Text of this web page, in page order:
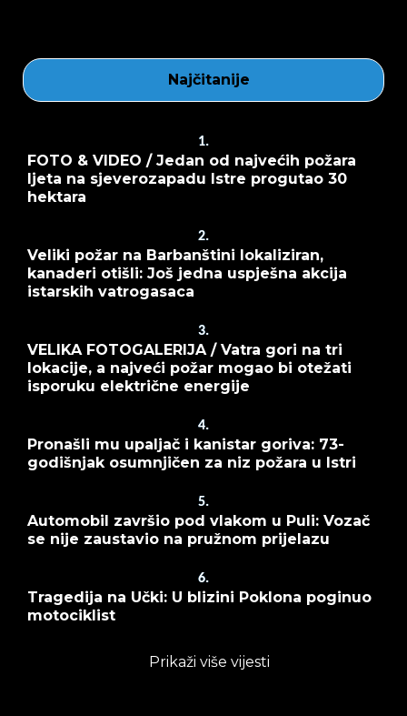
Najčitanije
1.
FOTO & VIDEO / Jedan od najvećih požara
ljeta na sjeverozapadu Istre progutao 30
hektara
2.
Veliki požar na Barbanštini lokaliziran,
kanaderi otišli: Još jedna uspješna akcija
istarskih vatrogasaca
3.
VELIKA FOTOGALERIJA / Vatra gori na tri
lokacije, a najveći požar mogao bi otežati
isporuku električne energije
4.
Pronašli mu upaljač i kanistar goriva: 73-
godišnjak osumnjičen za niz požara u Istri
5.
Automobil završio pod vlakom u Puli: Vozač
se nije zaustavio na pružnom prijelazu
6.
Tragedija na Učki: U blizini Poklona poginuo
motociklist
Prikaži više vijesti